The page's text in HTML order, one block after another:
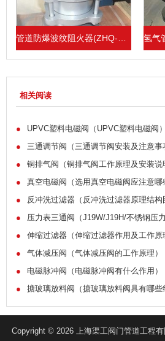
管道防爆波纹阻火器(ZHQ-B, ZHQ-S,ZHQ-1)
相关阅读
●
UPVC塑料电磁阀（UPVC塑料电磁阀）
●
三通调节阀（三通调节阀安装及注意事
●
铜排气阀（铜排气阀工作原理及安装说
●
真空电磁阀（选用真空电磁阀应注意哪
●
反冲洗过滤器（反冲洗过滤器原理结构
●
压力表三通阀（J19W/J19H/不锈钢压力表三
●
伸缩过滤器（伸缩过滤器作用及工作原
●
气体减压阀（气体减压阀的工作原理）
●
电磁脉冲阀（电磁脉冲阀有什么作用）
●
搪玻璃放料阀（搪玻璃放料阀具有哪些
Copyright © 2026 上海渠工阀门管道工程